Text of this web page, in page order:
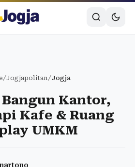
/Jogjapolitan/Jogja
Bangun Kantor,
Kafe & Ruang
UMKM